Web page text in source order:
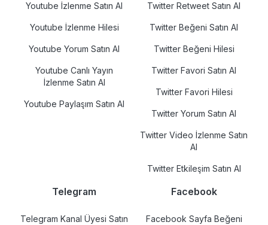
Youtube İzlenme Satın Al
Youtube İzlenme Hilesi
Youtube Yorum Satın Al
Youtube Canlı Yayın
İzlenme Satın Al
Youtube Paylaşım Satın Al
Twitter Retweet Satın Al
Twitter Beğeni Satın Al
Twitter Beğeni Hilesi
Twitter Favori Satın Al
Twitter Favori Hilesi
Twitter Yorum Satın Al
Twitter Video İzlenme Satın
Al
Twitter Etkileşim Satın Al
Telegram
Telegram Kanal Üyesi Satın
Facebook
Facebook Sayfa Beğeni